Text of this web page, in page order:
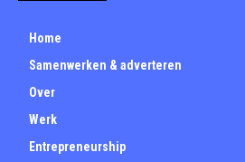
Home
Samenwerken & adverteren
Over
Werk
Entrepreneurship